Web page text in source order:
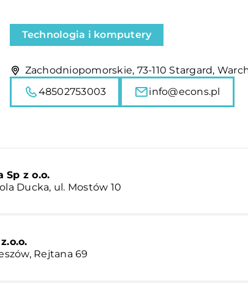
Technologia i komputery
Zachodniopomorskie, 73-110 Stargard,
48502753003
info@econs.pl
Sp z o.o.
Ducka, ul. Mostów 10
Rejtana 69